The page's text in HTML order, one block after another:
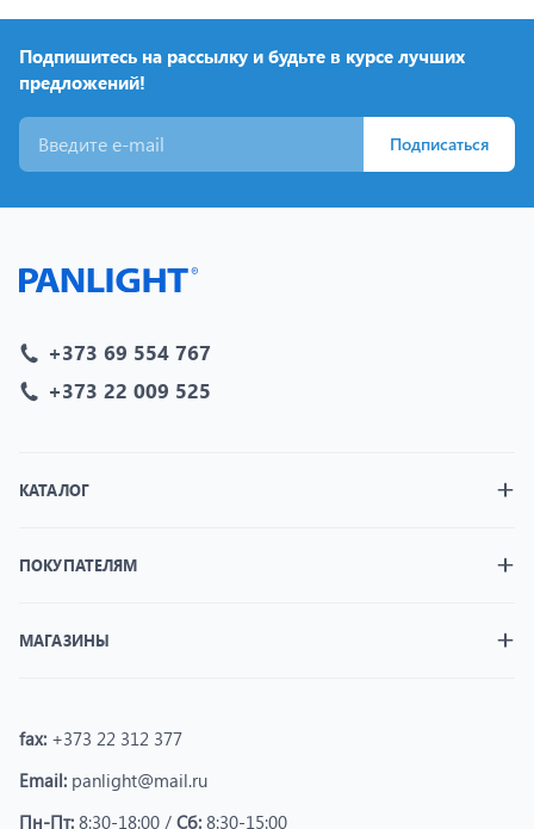
Подпишитесь на рассылку и будьте в курсе лучших
предложений!
Подписаться
+373 69 554 767
+373 22 009 525
КАТАЛОГ
ПОКУПАТЕЛЯМ
МАГАЗИНЫ
fax: +373 22 312 377
Email: panlight@mail.ru
Пн-Пт: 8:30-18:00 / Сб: 8:30-15:00